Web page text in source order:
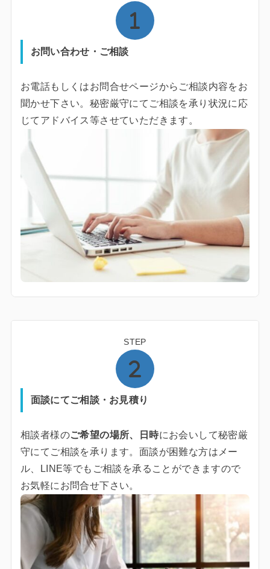
お問い合わせ・ご相談
お電話もしくはお問合せページからご相談内容をお
聞かせ下さい。秘密厳守にてご相談を承り状況に応
じてアドバイス等させていただきます。
STEP
面談にてご相談・お見積り
相談者様のご希望の場所、日時にお会いして秘密厳
守にてご相談を承ります。面談が困難な方はメー
ル、LINE等でもご相談を承ることができますので
お気軽にお問合せ下さい。